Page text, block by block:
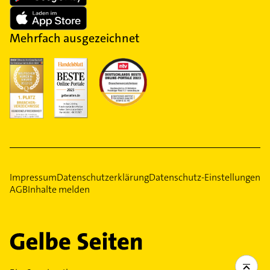
Mehrfach ausgezeichnet
ImpressumDatenschutzerklärungDatenschutz-Einstellungen
AGBInhalte melden